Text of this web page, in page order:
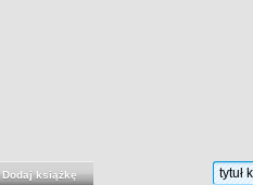
Dodaj książkę